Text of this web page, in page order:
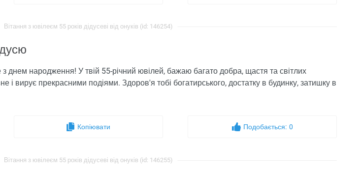
Вітання з ювілеєм 55 років дідусеві від онуків (id: 146254)
днем ​​народження! У твій 55-річний ювілей, бажаю багато добра, щастя та світлих
і вирує прекрасними подіями. Здоров'я тобі богатирського, достатку в будинку, затишку в
Копіювати Подобається: 0
Вітання з ювілеєм 55 років дідусеві від онуків (id: 146255)